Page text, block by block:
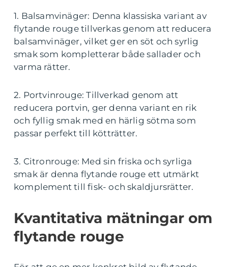
1. Balsamvinäger: Denna klassiska variant av
flytande rouge tillverkas genom att reducera
balsamvinäger, vilket ger en söt och syrlig
smak som kompletterar både sallader och
varma rätter.
2. Portvinrouge: Tillverkad genom att
reducera portvin, ger denna variant en rik
och fyllig smak med en härlig sötma som
passar perfekt till kötträtter.
3. Citronrouge: Med sin friska och syrliga
smak är denna flytande rouge ett utmärkt
komplement till fisk- och skaldjursrätter.
Kvantitativa mätningar om
flytande rouge